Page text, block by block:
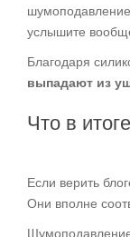
услышите
Благодаря
выпадают из
Что в итоге
Если верить
Они вполне